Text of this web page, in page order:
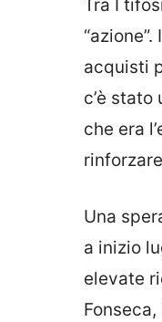
Tra I
acquisti
c’è
che era
Una
a inizio
elevate